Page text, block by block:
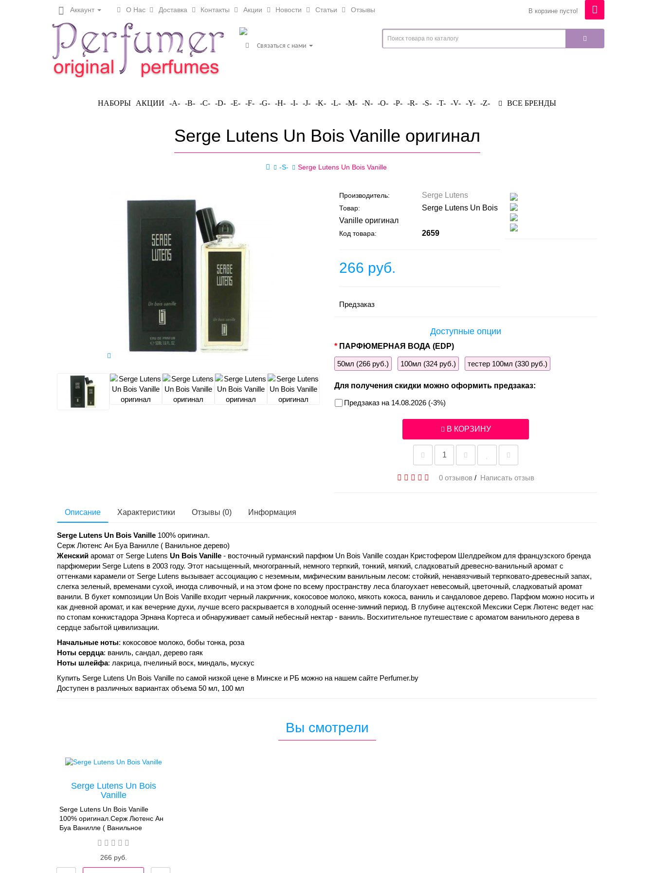
Аккаунт О Нас Доставка Контакты Акции Новости Статьи Отзывы В корзине пусто!
Связаться с нами
НАБОРЫ АКЦИИ -A- -B- -C- -D- -E- -F- -G- -H- -I- -J- -K- -L- -M- -N- -O- -P- -R- -S- -T- -V- -Y- -Z- ВСЕ БРЕНДЫ
Serge Lutens Un Bois Vanille оригинал
-S- Serge Lutens Un Bois Vanille
Производитель: Serge Lutens
Товар:
Serge Lutens Un Bois
Vanille оригинал
Код товара: 2659
266 руб.
Предзаказ
Доступные опции
ПАРФЮМЕРНАЯ ВОДА (EDP)
50мл (266 руб.) 100мл (324 руб.) тестер 100мл (330 руб.)
Для получения скидки можно оформить предзаказ:
Предзаказ на 14.08.2026 (-3%)
В КОРЗИНУ
0 отзывов / Написать отзыв
Описание Характеристики Отзывы (0) Информация
Serge Lutens Un Bois Vanille 100% оригинал.
Серж Лютенс Ан Буа Ванилле ( Ванильное дерево)
Женский аромат от Serge Lutens Un Bois Vanille - восточный гурманский парфюм Un Bois Vanille создан Кристофером Шелдрейком для французского бренда
парфюмерии Serge Lutens в 2003 году. Этот насыщенный, многогранный, немного терпкий, тонкий, мягкий, сладковатый древесно-ванильный аромат с
оттенками карамели от Serge Lutens вызывает ассоциацию с неземным, мифическим ванильным лесом: стойкий, ненавязчивый терпковато-древесный запах,
слегка зеленый, временами сухой, иногда сливочный, и на этом фоне по всему пространству леса благоухает невесомый, цветочный, сладковатый аромат
ванили. В букет композиции Un Bois Vanille входит черный лакричник, кокосовое молоко, мякоть кокоса, ваниль и сандаловое дерево. Парфюм можно носить и
как дневной аромат, и как вечерние духи, лучше всего раскрывается в холодный осенне-зимний период. В глубине ацтекской Мексики Серж Лютенс ведет нас
по стопам конкистадора Эрнана Кортеса и обнаруживает самый небесный нектар - ваниль. Восхитительное путешествие с ароматом ванильного дерева в
сердце забытой цивилизации.
Начальные ноты: кокосовое молоко, бобы тонка, роза
Ноты сердца: ваниль, сандал, дерево гаяк
Ноты шлейфа: лакрица, пчелиный воск, миндаль, мускус
Купить Serge Lutens Un Bois Vanille по самой низкой цене в Минске и РБ можно на нашем сайте Perfumer.by
Доступен в различных вариантах объема 50 мл, 100 мл
Вы смотрели
Serge Lutens Un Bois
Vanille
Serge Lutens Un Bois Vanille
100% оригинал.Серж Лютенс Ан
Буа Ванилле ( Ванильное
Lutens Un Bois Vanille -
восточный гурманский парфюм
266 руб.